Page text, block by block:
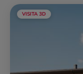
VISITA 3D